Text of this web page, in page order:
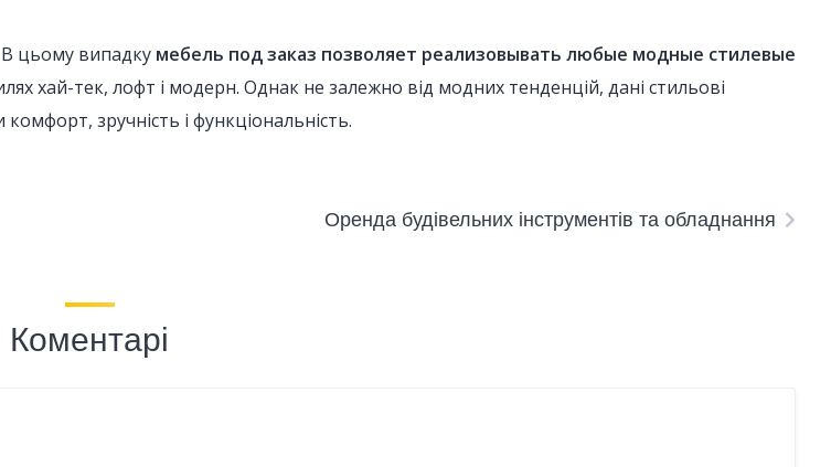
В цьому випадку мебель под заказ позволяет реализовывать любые модные стилевые
хай-тек, лофт і модерн. Однак не залежно від модних тенденцій, дані стильові
зручність і функціональність.
Оренда будівельних інструментів та обладнання
Коментарі